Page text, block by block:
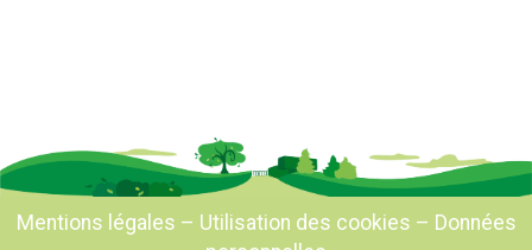
Mentions légales – Utilisation des cookies – Données